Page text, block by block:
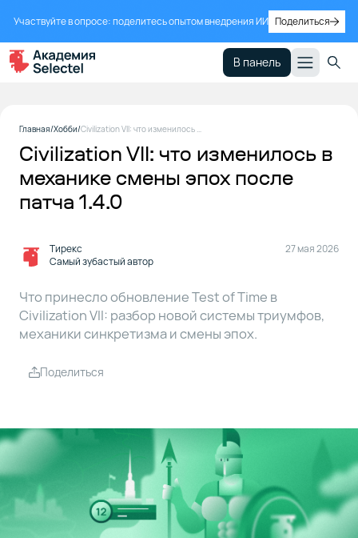
Участвуйте в опросе: поделитесь опытом внедрения ИИ Поделиться
В панель
1
ломали
привычный
подход
ответ на
главные
3
Как теперь
режим
проверенных
4
победы и
новые
возможности
Главная Хобби Civilization VII: что изменилось в механике смены эпох после патча 1.4.0
Civilization VII: что изменилось в
механике смены эпох после
патча 1.4.0
Тирекс
Самый зубастый автор
27 мая 2026
Поделиться
Что принесло обновление Test of Time в
Civilization VII: разбор новой системы триумфов,
механики синкретизма и смены эпох.